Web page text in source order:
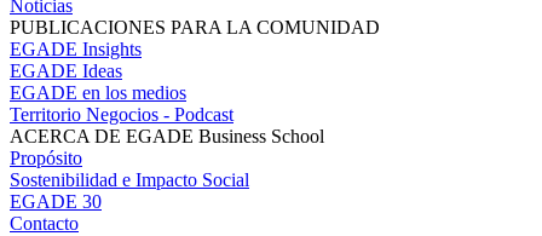
Noticias
PUBLICACIONES PARA LA COMUNIDAD
EGADE Insights
EGADE Ideas
EGADE en los medios
Territorio Negocios - Podcast
ACERCA DE EGADE Business School
Propósito
Sostenibilidad e Impacto Social
EGADE 30
Contacto